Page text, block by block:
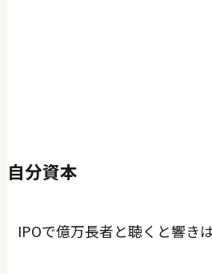
自分資本
IPOで億万長者と聴くと響き